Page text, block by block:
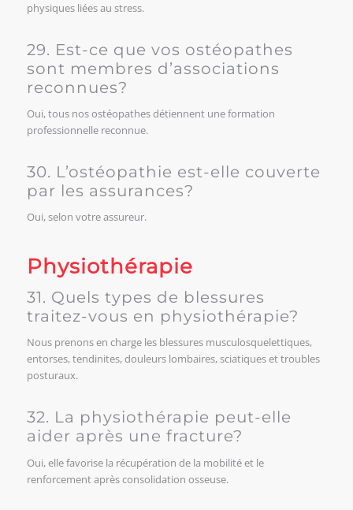
physiques liées au stress.
29. Est-ce que vos ostéopathes
sont membres d’associations
reconnues?
Oui, tous nos ostéopathes détiennent une formation
professionnelle reconnue.
30. L’ostéopathie est-elle couverte
par les assurances?
Oui, selon votre assureur.
Physiothérapie
31. Quels types de blessures
traitez-vous en physiothérapie?
Nous prenons en charge les blessures musculosquelettiques,
entorses, tendinites, douleurs lombaires, sciatiques et troubles
posturaux.
32. La physiothérapie peut-elle
aider après une fracture?
Oui, elle favorise la récupération de la mobilité et le
renforcement après consolidation osseuse.